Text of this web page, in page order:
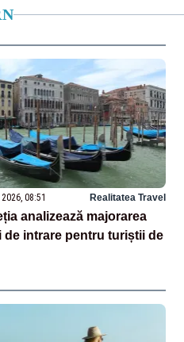
08:51 Realitatea Travel
analizează majorarea
de intrare pentru turiștii de